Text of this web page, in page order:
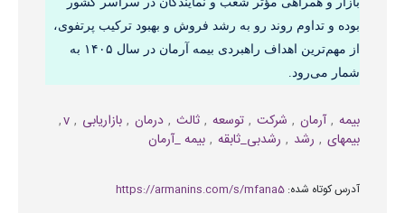
شمار می‌رود.
بیمه آرمان شرکت توسعه ثالث درمان بازاریابی
v
بیمهای
رشد رشدبی_ثابقه بیمه _آرمان
آدرس کوتاه شده: https://armanins.com/s/mfana5